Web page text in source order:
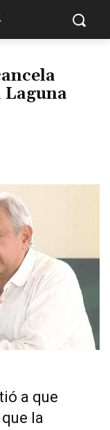
a que
la